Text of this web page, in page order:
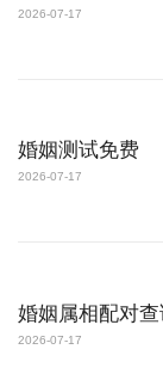
2026-07-17
婚姻测试免费
2026-07-17
婚姻属相配对查
2026-07-17